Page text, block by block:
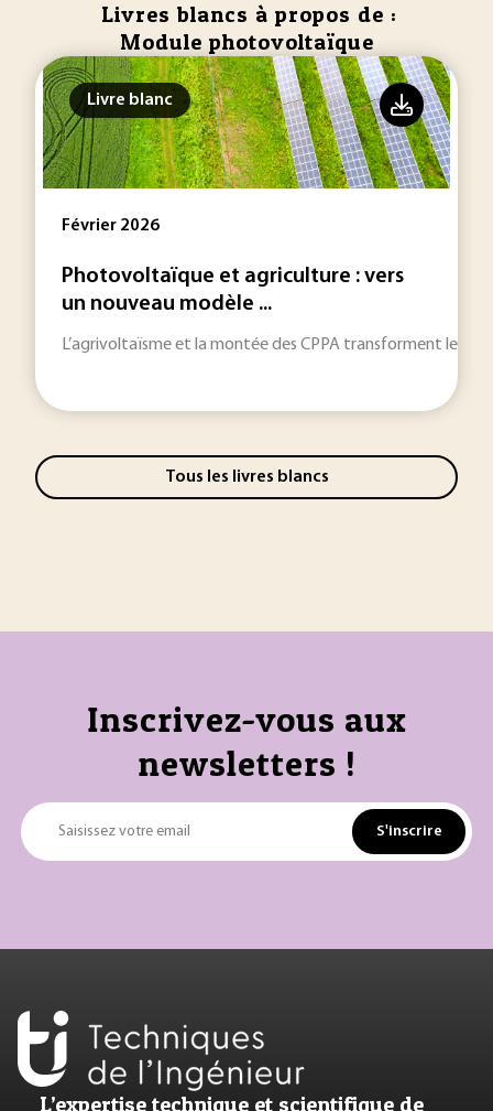
Livres blancs à propos de :
Module photovoltaïque
Livre blanc
Février 2026
Photovoltaïque et agriculture : vers
un nouveau modèle ...
L’agrivoltaïsme et la montée des CPPA transforment les
Tous les livres blancs
Inscrivez-vous aux
newsletters !
Saisissez votre email S'inscrire
L’expertise technique et scientifique de